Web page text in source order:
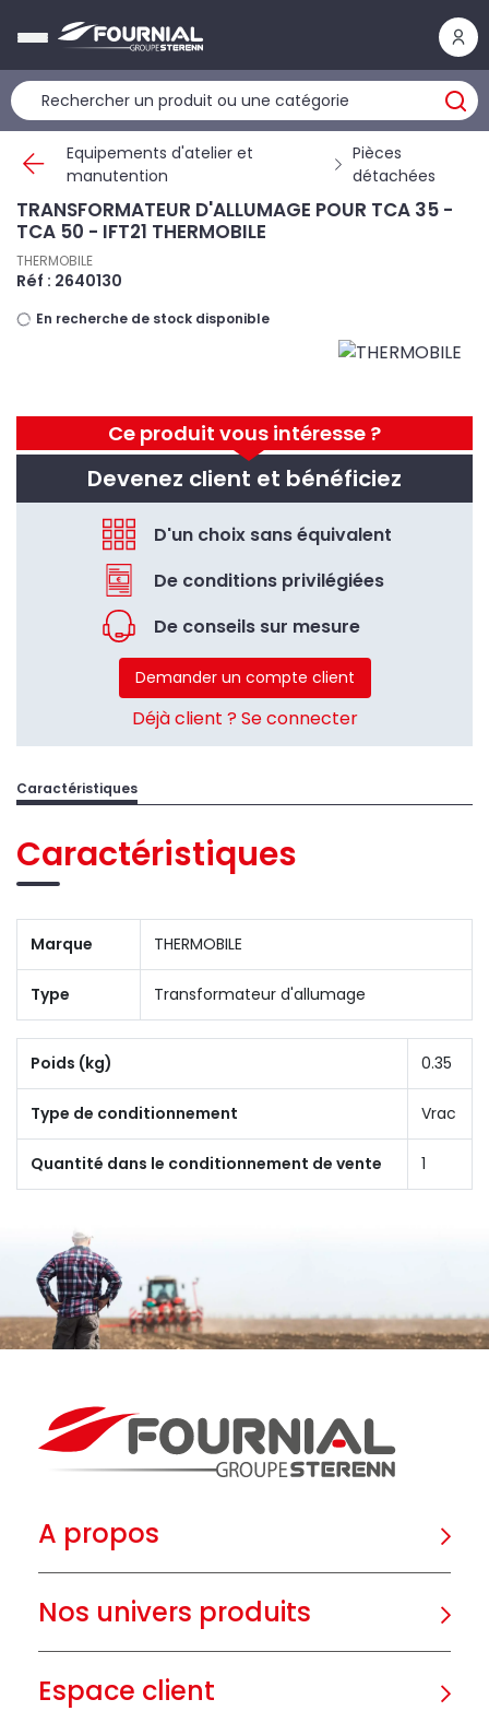
Equipements d'atelier et
manutention
Pièces
détachées
Ce produit vous intéresse ?
Devenez client et bénéficiez
D'un choix sans équivalent
De conditions privilégiées
De conseils sur mesure
Demander un compte client
Déjà client ? Se connecter
TRANSFORMATEUR D'ALLUMAGE POUR TCA 35 -
TCA 50 - IFT21 THERMOBILE
THERMOBILE
Réf : 2640130
En recherche de stock disponible
Caractéristiques
Caractéristiques
Marque THERMOBILE
Type Transformateur d'allumage
Poids (kg) 0.35
Type de conditionnement Vrac
Quantité dans le conditionnement de vente 1
A propos
Nos univers produits
Espace client